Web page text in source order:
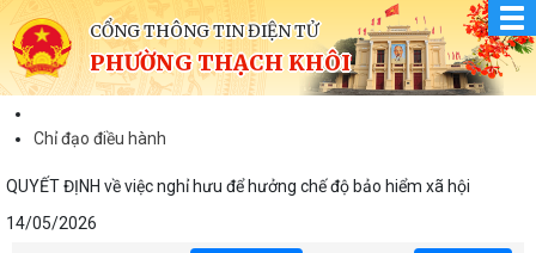
CỔNG THÔNG TIN ĐIỆN TỬ
PHƯỜNG THẠCH KHÔI
Chỉ đạo điều hành
QUYẾT ĐỊNH về việc nghỉ hưu để hưởng chế độ bảo hiểm xã hội
14/05/2026